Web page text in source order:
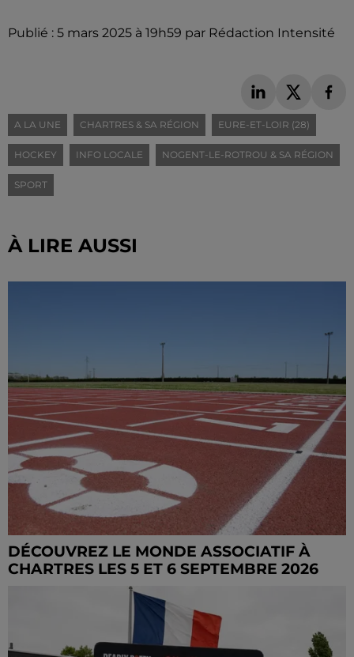
Publié : 5 mars 2025 à 19h59 par Rédaction Intensité
A LA UNE CHARTRES & SA RÉGION EURE-ET-LOIR (28)
HOCKEY INFO LOCALE NOGENT-LE-ROTROU & SA RÉGION
SPORT
À LIRE AUSSI
DÉCOUVREZ LE MONDE ASSOCIATIF À
CHARTRES LES 5 ET 6 SEPTEMBRE 2026